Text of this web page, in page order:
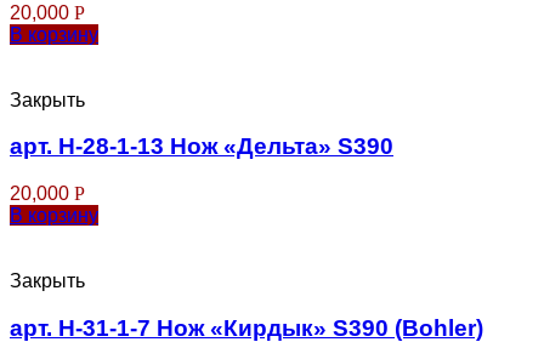
20,000 Р
В корзину
Закрыть
арт. Н-28-1-13 Нож «Дельта» S390
20,000 Р
В корзину
Закрыть
арт. Н-31-1-7 Нож «Кирдык» S390 (Bohler)